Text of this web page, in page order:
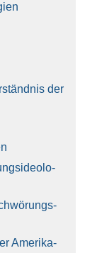
der
Ame­ri­ka­